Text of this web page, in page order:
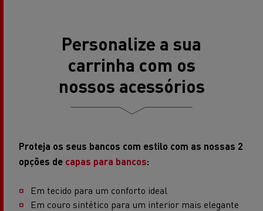
Personalize a sua
carrinha com os
nossos acessórios
Proteja os seus bancos com estilo com as nossas 2
opções de capas para bancos:
Em tecido para um conforto ideal
Em couro sintético para um interior mais elegante